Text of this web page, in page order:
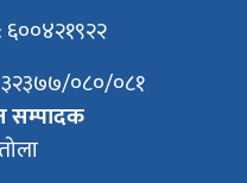
६००४२१९२२
३२३७७/०८०/०८१
सम्पादक